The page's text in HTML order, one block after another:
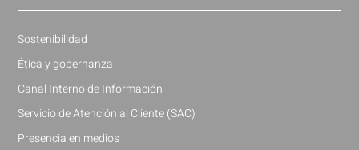
Sostenibilidad
Ética y gobernanza
Canal Interno de Información
Servicio de Atención al Cliente (SAC)
Presencia en medios